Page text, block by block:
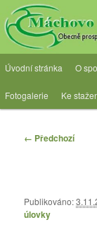
Přejít
k
hlavnímu
obsahu
webu OPS
Obecně prospěšná
Hlavní
menu
Úvodní stránka O
Fotogalerie Ke
Navigace
← Předchozí
Publikováno:
úlovky